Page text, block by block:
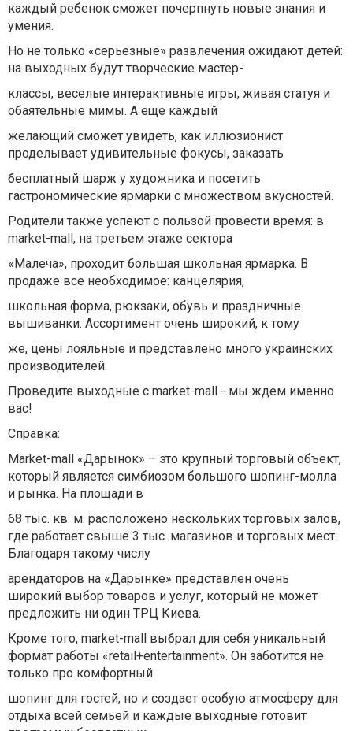
каждый ребенок сможет почерпнуть новые знания и
умения.
Но не только «серьезные» развлечения ожидают детей:
на выходных будут творческие мастер-
классы, веселые интерактивные игры, живая статуя и
обаятельные мимы. А еще каждый
желающий сможет увидеть, как иллюзионист
проделывает удивительные фокусы, заказать
бесплатный шарж у художника и посетить
гастрономические ярмарки с множеством вкусностей.
Родители также успеют с пользой провести время: в
market-mall, на третьем этаже сектора
«Малеча», проходит большая школьная ярмарка. В
продаже все необходимое: канцелярия,
школьная форма, рюкзаки, обувь и праздничные
вышиванки. Ассортимент очень широкий, к тому
же, цены лояльные и представлено много украинских
производителей.
Проведите выходные с market-mall
- мы ждем именно
вас!
Справка:
Market-mall «Дарынок» – это крупный торговый объект,
который является симбиозом большого шопинг-молла
и рынка. На площади в
68 тыс. кв. м. расположено нескольких торговых залов,
где работает свыше 3 тыс. магазинов и торговых мест.
Благодаря такому числу
арендаторов на «Дарынке» представлен очень
широкий выбор товаров и услуг, который не может
предложить ни один ТРЦ Киева.
Кроме того, market-mall выбрал для себя уникальный
формат работы «retail+entertainment». Он заботится не
только про комфортный
шопинг для гостей, но и создает особую атмосферу для
отдыха всей семьей и каждые выходные готовит